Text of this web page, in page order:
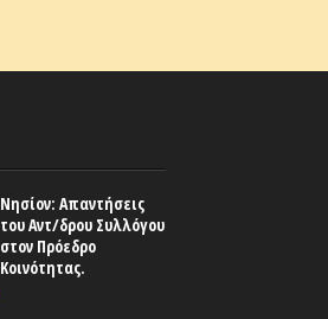
Νησίον: Απαντήσεις
του Αντ/δρου Συλλόγου
στον Πρόεδρο
Κοινότητας.